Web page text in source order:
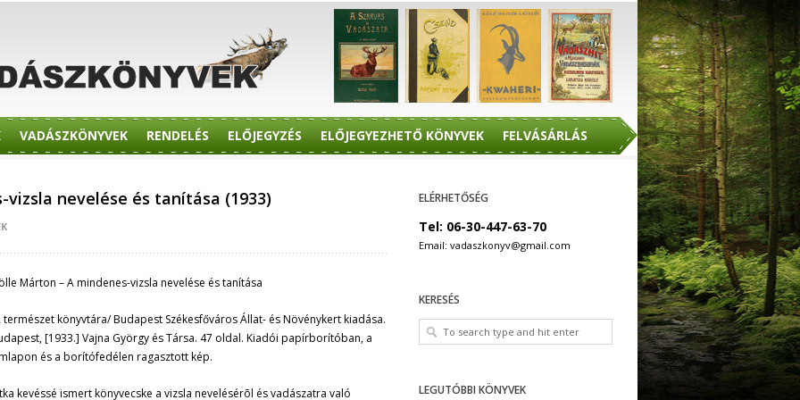
VADÁSZKÖNYVEK RENDELÉS ELŐJEGYZÉS ELŐJEGYEZHETŐ KÖNYVEK FELVÁSÁRLÁS
nevelése és tanítása (1933)
Márton – A mindenes-vizsla nevelése és tanítása
természet könyvtára/ Budapest Székesfőváros Állat- és Növénykert kiadása.
[1933.] Vajna György és Társa. 47 oldal. Kiadói papírborítóban, a
és a borítófedélen ragasztott kép.
kevéssé ismert könyvecske a vizsla nevelésérõl és vadászatra való
ELÉRHETŐSÉG
Tel: 06-30-447-63-70
Email: vadaszkonyv@gmail.com
KERESÉS
LEGUTÓBBI KÖNYVEK